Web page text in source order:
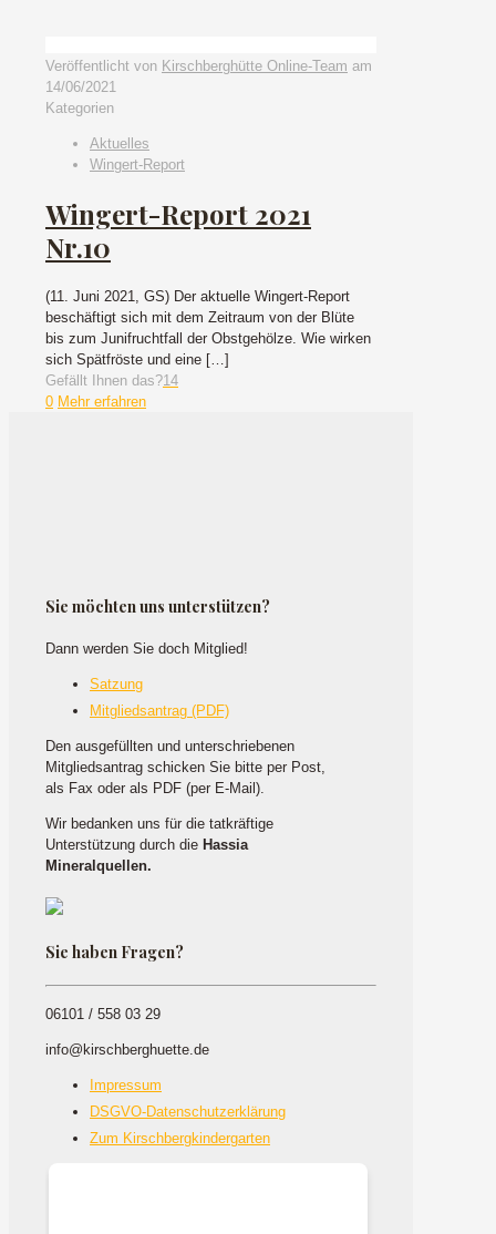
Veröffentlicht von Kirschberghütte Online-Team am
14/06/2021
Kategorien
Aktuelles
Wingert-Report
Wingert-Report 2021
Nr.10
(11. Juni 2021, GS) Der aktuelle Wingert-Report
beschäftigt sich mit dem Zeitraum von der Blüte
bis zum Junifruchtfall der Obstgehölze. Wie wirken
sich Spätfröste und eine […]
Gefällt Ihnen das?14
0 Mehr erfahren
Sie möchten uns unterstützen?
Dann werden Sie doch Mitglied!
Satzung
Mitgliedsantrag (PDF)
Den ausgefüllten und unterschriebenen
Mitgliedsantrag schicken Sie bitte per Post,
als Fax oder als PDF (per E-Mail).
Wir bedanken uns für die tatkräftige
Unterstützung durch die Hassia
Mineralquellen.
Sie haben Fragen?
06101 / 558 03 29
info@kirschberghuette.de
Impressum
DSGVO-Datenschutzerklärung
Zum Kirschbergkindergarten